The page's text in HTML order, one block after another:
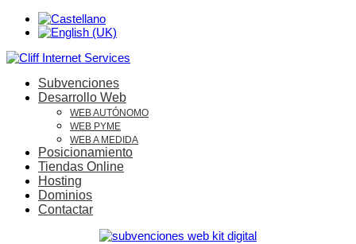
Subvenciones
Desarrollo Web
WEB AUTÓNOMO
WEB PYME
WEB A MEDIDA
Posicionamiento
Tiendas Online
Hosting
Dominios
Contactar